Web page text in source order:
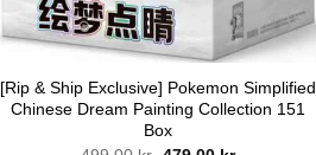
[Rip & Ship Exclusive] Pokemon Simplified
Chinese Dream Painting Collection 151
Box